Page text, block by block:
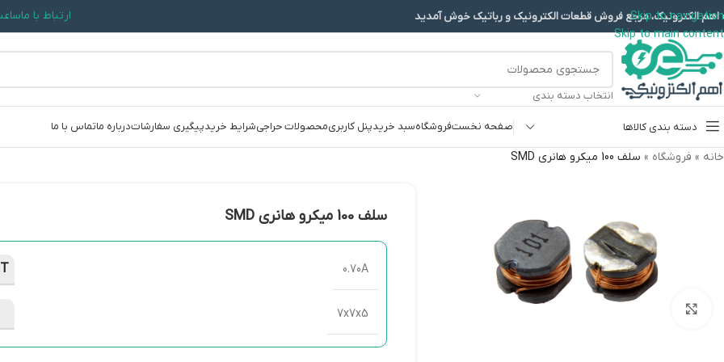
Skip to navigation
Skip to main content
اهم الکترونیک، مرجع فروش قطعات الکترونیک و رباتیک خوش آمدید ارتباط با ماساعت کاری:
انتخاب دسته بندی
دسته بندی کالاها
سایر ماژول ها
سنسور بخار سرد
کی پد و جوی استیک
ماژول GPS-GPRS
صفحه نخستفروشگاهسبد خریدپنل کاربریمحصولات حراجیشرایط خریدپیگیری سفارشاتدرباره ماتماس با ما
خانه » فروشگاه » سلف 100 میکرو هانری SMD
سلف 100 میکرو هانری SMD
0.70A
7x7x5